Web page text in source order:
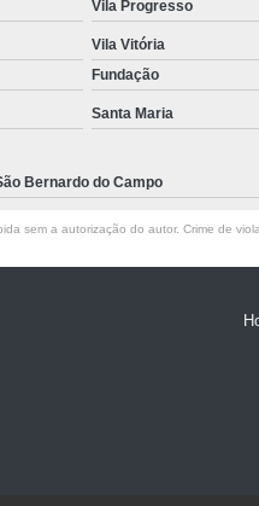
Vila Progresso
Vila Vitória
Fundação
Santa Maria
Bernardo do Campo
sem a autorização do autor. Crime de